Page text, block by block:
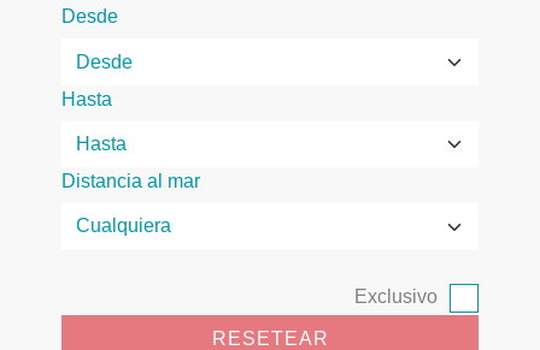
Desde
Hasta
Distancia al mar
Exclusivo
RESETEAR